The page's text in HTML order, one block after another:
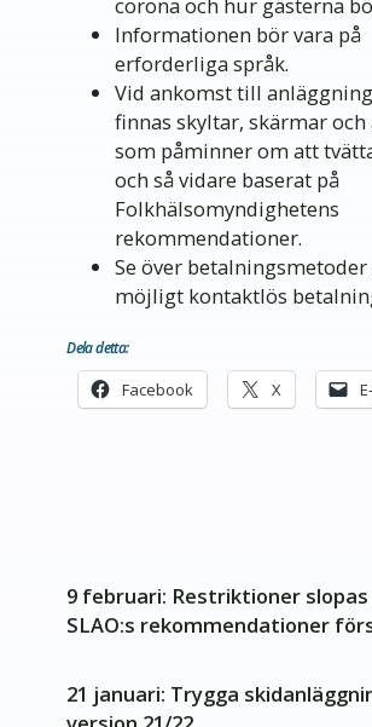
Informationen bör vara på
erforderliga språk.
Vid ankomst till
finnas skyltar, skärmar och
som påminner om att
och så vidare baserat på
Folkhälsomyndighetens
rekommendationer.
Se över
möjligt kontaktlös
Dela detta:
Facebook X
9 februari: Restriktioner slopas
SLAO:s rekommendationer
21 januari: Trygga